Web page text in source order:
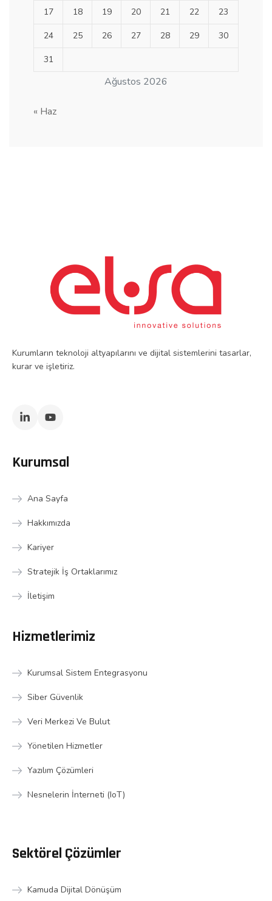
Ağustos 2026
17 18 19 20 21 22 23
24 25 26 27 28 29 30
31
« Haz
Kurumların teknoloji altyapılarını ve dijital sistemlerini tasarlar,
kurar ve işletiriz.
Kurumsal
Ana Sayfa
Hakkımızda
Kariyer
Stratejik İş Ortaklarımız
İletişim
Hizmetlerimiz
Kurumsal Sistem Entegrasyonu
Siber Güvenlik
Veri Merkezi Ve Bulut
Yönetilen Hizmetler
Yazılım Çözümleri
Nesnelerin İnterneti (IoT)
Sektörel Çözümler
Kamuda Dijital Dönüşüm